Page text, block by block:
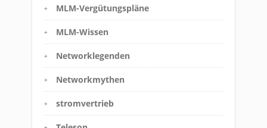
MLM-Vergütungspläne
MLM-Wissen
Networklegenden
Networkmythen
stromvertrieb